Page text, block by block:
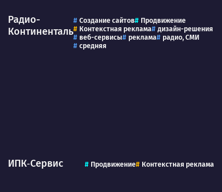
Радио-
Континенталь
Создание сайтов
Продвижение
Контекстная реклама
дизайн-решения
веб-сервисы
реклама
радио, СМИ
средняя
ИПК‑Сервис Продвижение Контекстная реклама